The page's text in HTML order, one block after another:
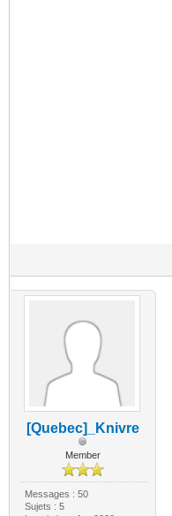
[Quebec]_Knivre
Member
Messages : 50
Sujets : 5